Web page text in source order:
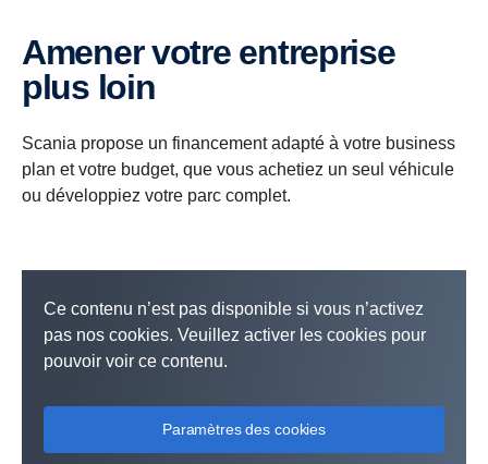
Amener votre entreprise
plus loin
Scania propose un financement adapté à votre business
plan et votre budget, que vous achetiez un seul véhicule
ou développiez votre parc complet.
Ce contenu n’est pas disponible si vous n’activez
pas nos cookies. Veuillez activer les cookies pour
pouvoir voir ce contenu.
Paramètres des cookies